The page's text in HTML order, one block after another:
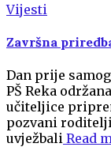
Vijesti
Završna
Dan prije
PŠ Reka
učiteljice
pozvani
uvježbali Read